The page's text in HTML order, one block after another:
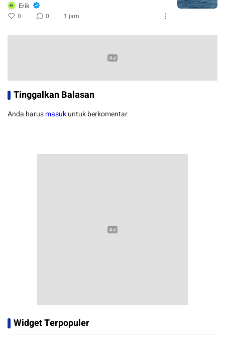
Erik
0 0 1 jam
Tinggalkan Balasan
Anda harusmasukuntuk berkomentar.
Widget Terpopuler